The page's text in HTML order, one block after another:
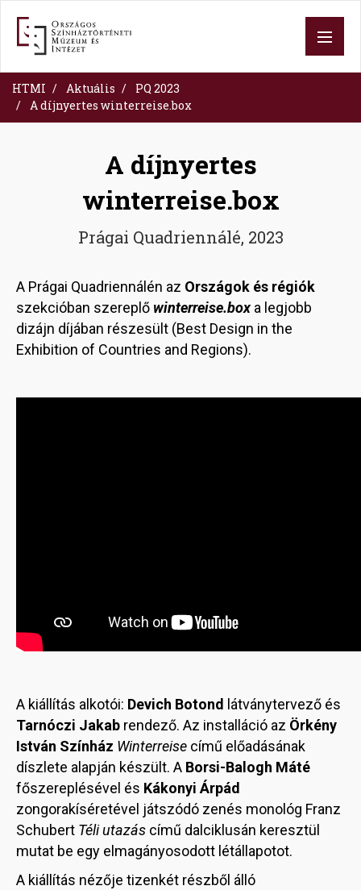
content
HTMI Aktuális
PQ 2023
A díjnyertes winterreise.box
A díjnyertes
winterreise.box
Prágai Quadriennálé, 2023
A Prágai Quadriennálén az Országok és régiók
szekcióban szereplő winterreise.boxa legjobb
dizájn díjában részesült (Best Design in the
Exhibition of Countries and Regions).
A kiállítás alkotói: Devich Botond látványtervező és
Tarnóczi Jakab rendező. Az installáció az Örkény
István Színház Winterreise című előadásának
díszlete alapján készült. A Borsi-Balogh Máté
főszereplésével és Kákonyi Árpád
zongorakíséretével játszódó zenés monológ Franz
Schubert Téli utazás című dalciklusán keresztül
mutat be egy elmagányosodott létállapotot.
A kiállítás nézője tizenkét részből álló